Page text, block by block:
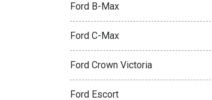
Ford B-Max
Ford C-Max
Ford Crown Victoria
Ford Escort